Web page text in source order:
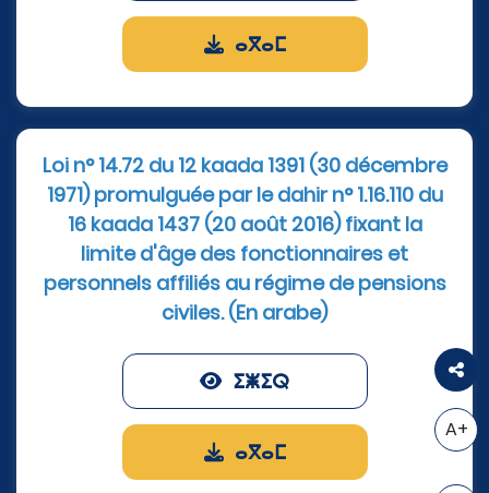
A+
ⴰⴳⴰⵎ
Loi n° 14.72 du 12 kaada 1391 (30 décembre
1971) promulguée par le dahir n° 1.16.110 du
16 kaada 1437 (20 août 2016) fixant la
limite d'âge des fonctionnaires et
personnels affiliés au régime de pensions
civiles. (En arabe)
ⵉⵥⵉⵕ
ⴰⴳⴰⵎ